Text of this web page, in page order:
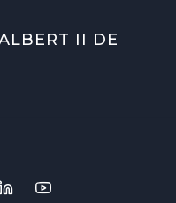
II DE